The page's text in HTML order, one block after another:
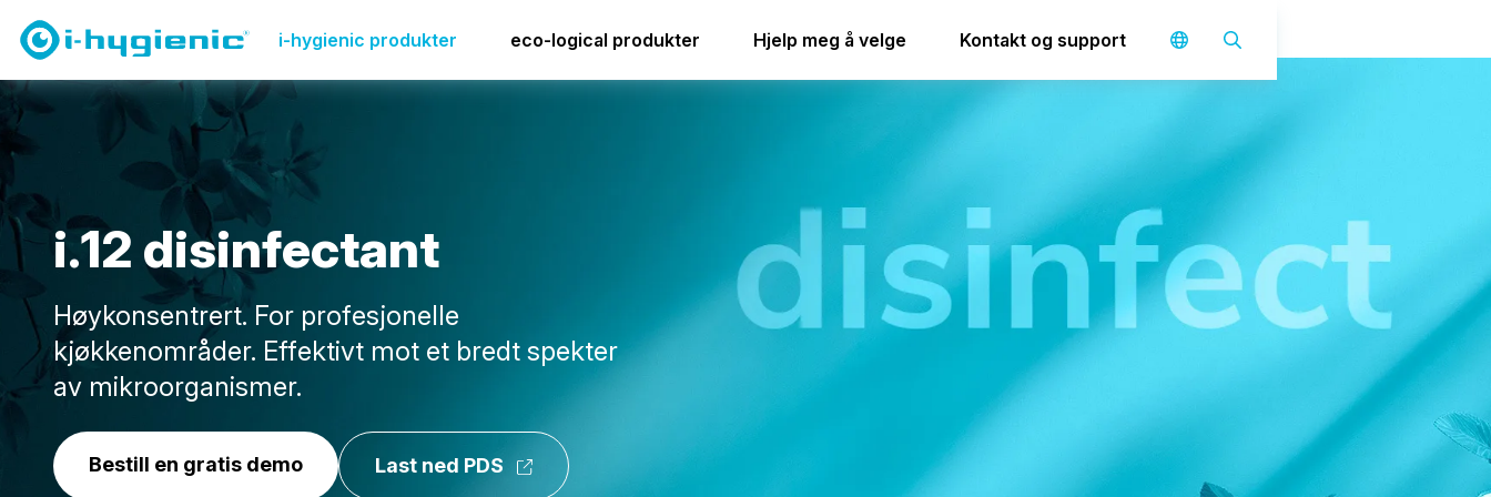
i-hygienic produkter eco-logical produkter Hjelp meg å velge Kontakt og support
Produktoversikt Side Desinfiser
i.12 disinfectant
Høykonsentrert. For profesjonelle
kjøkkenområder. Effektivt mot et bredt spekter
av mikroorganismer.
Bestill en gratis demo Last ned PDS